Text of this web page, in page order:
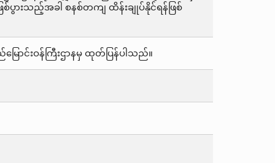
ပွားသည့်အခါ စနစ်တကျ ထိန်းချုပ်နိုင်ရန်ဖြစ်
ြောင်းဝန်ကြီးဌာနမှ ထုတ်ပြန်ပါသည်။